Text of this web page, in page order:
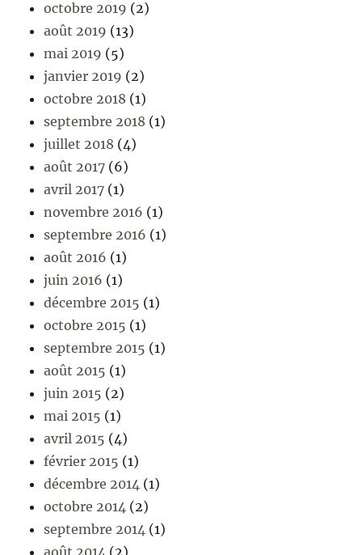
octobre 2019 (2)
août 2019 (13)
mai 2019 (5)
janvier 2019 (2)
octobre 2018 (1)
septembre 2018 (1)
juillet 2018 (4)
août 2017 (6)
avril 2017 (1)
novembre 2016 (1)
septembre 2016 (1)
août 2016 (1)
juin 2016 (1)
décembre 2015 (1)
octobre 2015 (1)
septembre 2015 (1)
août 2015 (1)
juin 2015 (2)
mai 2015 (1)
avril 2015 (4)
février 2015 (1)
décembre 2014 (1)
octobre 2014 (2)
septembre 2014 (1)